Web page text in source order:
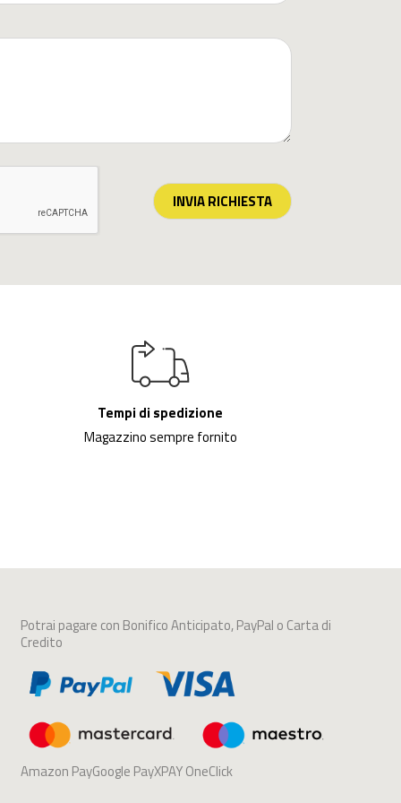
INVIA RICHIESTA
Tempi di spedizione
Magazzino sempre fornito
Potrai pagare con Bonifico Anticipato, PayPal o Carta di
Credito
Amazon PayGoogle PayXPAY OneClick